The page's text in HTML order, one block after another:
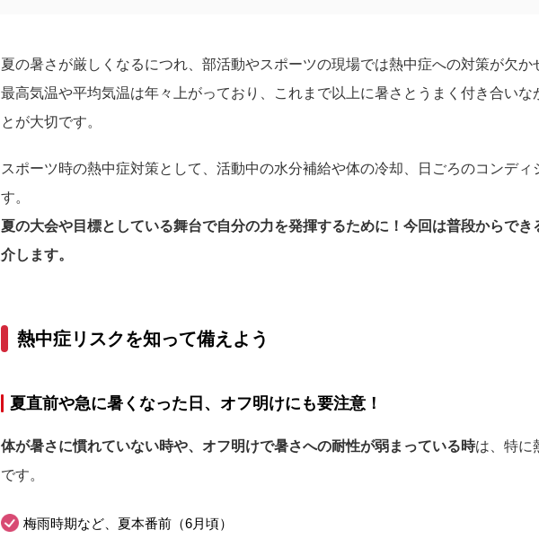
夏の暑さが厳しくなるにつれ、部活動やスポーツの現場では熱中症への対策が欠か
最高気温や平均気温は年々上がっており、これまで以上に暑さとうまく付き合いな
とが大切です。
スポーツ時の熱中症対策として、活動中の水分補給や体の冷却、日ごろのコンディ
す。
夏の大会や目標としている舞台で自分の力を発揮するために！今回は普段からでき
介します。
熱中症リスクを知って備えよう
夏直前や急に暑くなった日、オフ明けにも要注意！
体が暑さに慣れていない時や、オフ明けで暑さへの耐性が弱まっている時は、特に
です。
梅雨時期など、夏本番前（6月頃）